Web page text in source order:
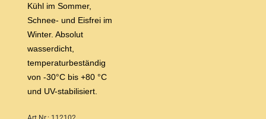
Kühl im Sommer,
Schnee- und Eisfrei im
Winter. Absolut
wasserdicht,
temperaturbeständig
von -30°C bis +80 °C
und UV-stabilisiert.